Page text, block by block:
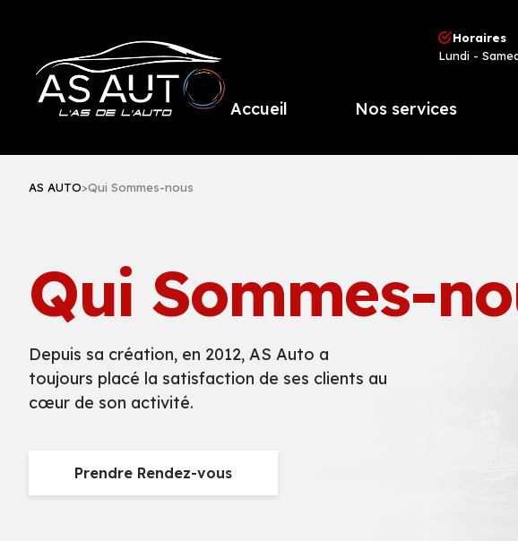
Horaires
Lundi -
Accueil Nos services
AS AUTO>Qui Sommes-nous
Qui Sommes-
Depuis sa création, en 2012, AS Auto a
toujours placé la satisfaction de ses clients au
cœur de son activité.
Prendre Rendez-vous